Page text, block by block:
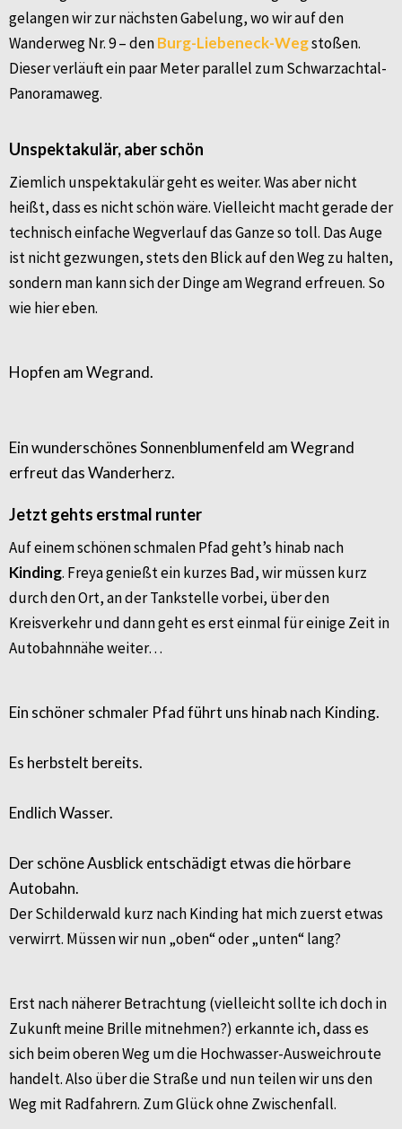
gelangen wir zur nächsten Gabelung, wo wir auf den
Wanderweg Nr. 9 – denBurg-Liebeneck-Wegstoßen.
Dieser verläuft ein paar Meter parallel zum Schwarzachtal-
Panoramaweg.
Unspektakulär, aber schön
Ziemlich unspektakulär geht es weiter. Was aber nicht
heißt, dass es nicht schön wäre. Vielleicht macht gerade der
technisch einfache Wegverlauf das Ganze so toll. Das Auge
ist nicht gezwungen, stets den Blick auf den Weg zu halten,
sondern man kann sich der Dinge am Wegrand erfreuen. So
wie hier eben.
Hopfen am Wegrand.
Ein wunderschönes Sonnenblumenfeld am Wegrand
erfreut das Wanderherz.
Jetzt gehts erstmal runter
Auf einem schönen schmalen Pfad geht’s hinab nach
Kinding. Freya genießt ein kurzes Bad, wir müssen kurz
durch den Ort, an der Tankstelle vorbei, über den
Kreisverkehr und dann geht es erst einmal für einige Zeit in
Autobahnnähe weiter…
Ein schöner schmaler Pfad führt uns hinab nach Kinding.
Es herbstelt bereits.
Endlich Wasser.
Der schöne Ausblick entschädigt etwas die hörbare
Autobahn.
Der Schilderwald kurz nach Kinding hat mich zuerst etwas
verwirrt. Müssen wir nun „oben“ oder „unten“ lang?
Erst nach näherer Betrachtung (vielleicht sollte ich doch in
Zukunft meine Brille mitnehmen?) erkannte ich, dass es
sich beim oberen Weg um die Hochwasser-Ausweichroute
handelt. Also über die Straße und nun teilen wir uns den
Weg mit Radfahrern. Zum Glück ohne Zwischenfall.